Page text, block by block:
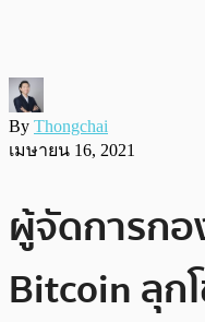
By Thongchai
เมษายน 16, 2021
ผู้จัดการกอ
Bitcoin ลุก